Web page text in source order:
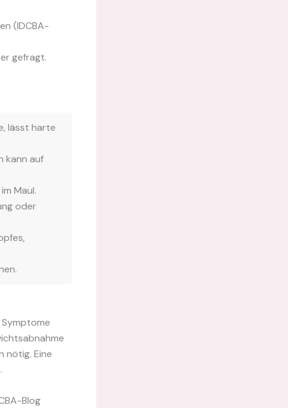
(IDCBA-
gefragt.
lässt harte
kann auf
Maul.
oder
nötig. Eine
Blog